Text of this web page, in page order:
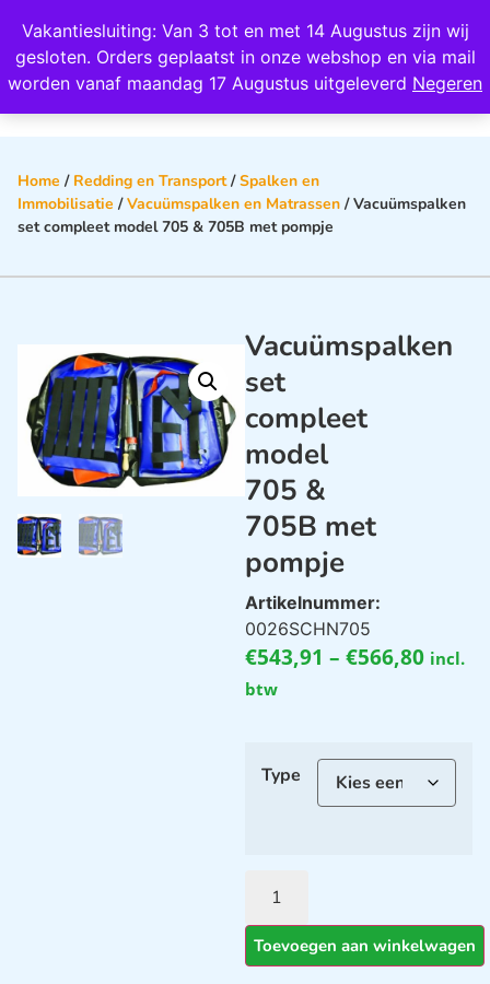
Vakantiesluiting: Van 3 tot en met 14 Augustus zijn wij
gesloten. Orders geplaatst in onze webshop en via mail
worden vanaf maandag 17 Augustus uitgeleverd Negeren
Wij scoren een 4,8 op Google
Home / Redding en Transport/Spalken en
Immobilisatie /Vacuümspalken en Matrassen / Vacuümspalken
set compleet model 705 & 705B met pompje
Vacuümspalken
set
compleet
model
705 &
705B met
pompje
Artikelnummer:
0026SCHN705
€543,91 – €566,80 incl.
btw
Type
Toevoegen aan winkelwagen